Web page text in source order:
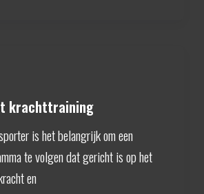
krachttraining
is het belangrijk om een
te volgen dat gericht is op het
en